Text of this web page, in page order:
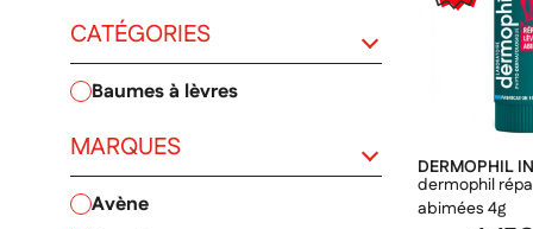
CATÉGORIES
baumes à lèvres
MARQUES
avène
DERMOPHIL
dermophil
abimées 4g